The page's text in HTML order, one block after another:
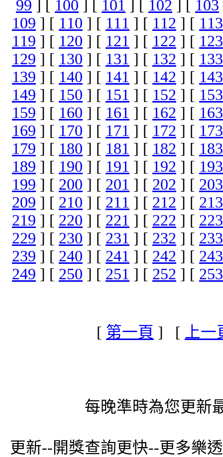
99 ] [ 100 ] [ 101 ] [ 102 ] [ 103
109 ] [ 110 ] [ 111 ] [ 112 ] [ 113
119 ] [ 120 ] [ 121 ] [ 122 ] [ 123
129 ] [ 130 ] [ 131 ] [ 132 ] [ 133
139 ] [ 140 ] [ 141 ] [ 142 ] [ 143
149 ] [ 150 ] [ 151 ] [ 152 ] [ 153
159 ] [ 160 ] [ 161 ] [ 162 ] [ 163
169 ] [ 170 ] [ 171 ] [ 172 ] [ 173
179 ] [ 180 ] [ 181 ] [ 182 ] [ 183
189 ] [ 190 ] [ 191 ] [ 192 ] [ 193
199 ] [ 200 ] [ 201 ] [ 202 ] [ 203
209 ] [ 210 ] [ 211 ] [ 212 ] [ 213
219 ] [ 220 ] [ 221 ] [ 222 ] [ 223
229 ] [ 230 ] [ 231 ] [ 232 ] [ 233
239 ] [ 240 ] [ 241 ] [ 242 ] [ 243
249 ] [ 250 ] [ 251 ] [ 252 ] [ 253
[ 第一頁 ] [ 上一
每晚準時為您更新
更新--開獎查詢更快--更多樂